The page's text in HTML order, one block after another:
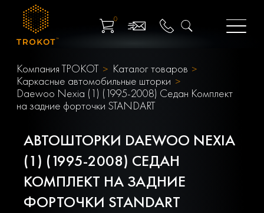
0
Компания ТРОКОТ
Каталог товаров
Каркасные автомобильные шторки
Daewoo Nexia (1) (1995-2008) Седан Комплект
на задние форточки STANDART
АВТОШТОРКИ DAEWOO NEXIA
(1) (1995-2008) СЕДАН
КОМПЛЕКТ НА ЗАДНИЕ
ФОРТОЧКИ STANDART